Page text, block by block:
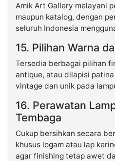
Amik Art Gallery melayani
maupun katalog, dengan
seluruh Indonesia
15. Pilihan Warna
Tersedia berbagai pilihan
antique, atau dilapisi
vintage dan unik pada
16. Perawatan
Tembaga
Cukup bersihkan secara
khusus logam atau lap
agar finishing tetap awet